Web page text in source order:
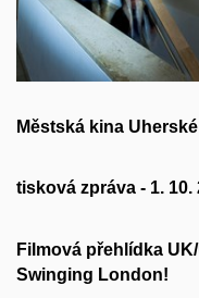
Městská kina
tisková zpráva - 1. 10.
Filmová přehlídka
Swinging London!